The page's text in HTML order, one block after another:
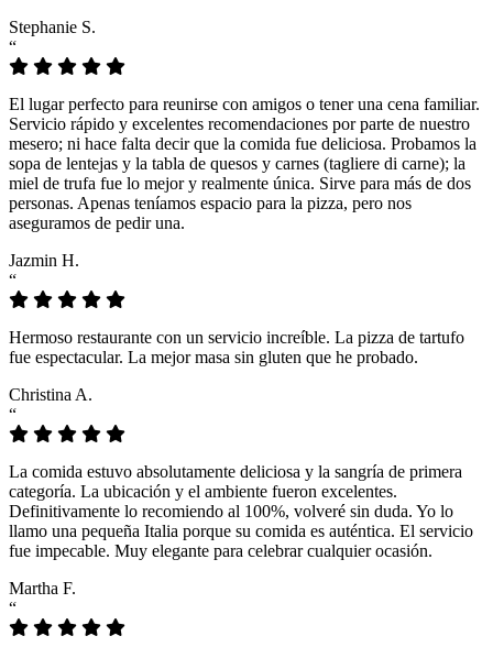
Stephanie S.
“
El lugar perfecto para reunirse con amigos o tener una cena familiar.
Servicio rápido y excelentes recomendaciones por parte de nuestro
mesero; ni hace falta decir que la comida fue deliciosa. Probamos la
sopa de lentejas y la tabla de quesos y carnes (tagliere di carne); la
miel de trufa fue lo mejor y realmente única. Sirve para más de dos
personas. Apenas teníamos espacio para la pizza, pero nos
aseguramos de pedir una.
Jazmin H.
“
Hermoso restaurante con un servicio increíble. La pizza de tartufo
fue espectacular. La mejor masa sin gluten que he probado.
Christina A.
“
La comida estuvo absolutamente deliciosa y la sangría de primera
categoría. La ubicación y el ambiente fueron excelentes.
Definitivamente lo recomiendo al 100%, volveré sin duda. Yo lo
llamo una pequeña Italia porque su comida es auténtica. El servicio
fue impecable. Muy elegante para celebrar cualquier ocasión.
Martha F.
“